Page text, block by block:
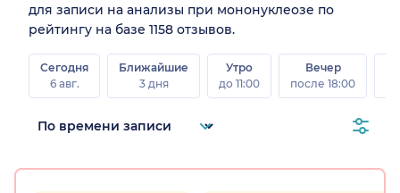
для записи на анализы при мононуклеозе по
рейтингу на базе 1158 отзывов.
Сегодня
6 авг.
Ближайшие
3 дня
Утро
до 11:00
Вечер
после 18:00